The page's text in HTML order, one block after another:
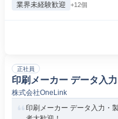
業界未経験歓迎 +12個
正社員
印刷メーカー データ入
株式会社OneLink
印刷メーカー データ入力・